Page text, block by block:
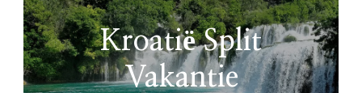
Kroatië Split
Vakantie